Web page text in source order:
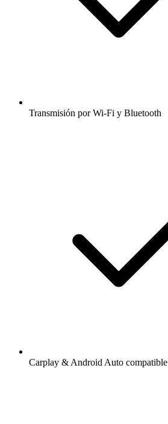
Transmisión por Wi-Fi y Bluetooth
Carplay & Android Auto compatible